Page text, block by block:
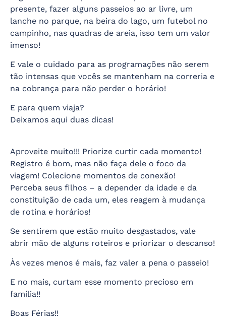
presente, fazer alguns passeios ao ar livre, um
lanche no parque, na beira do lago, um futebol no
campinho, nas quadras de areia, isso tem um valor
imenso!
E vale o cuidado para as programações não serem
tão intensas que vocês se mantenham na correria e
na cobrança para não perder o horário!
E para quem viaja?
Deixamos aqui duas dicas!
Aproveite muito!!! Priorize curtir cada momento!
Registro é bom, mas não faça dele o foco da
viagem! Colecione momentos de conexão!
Perceba seus filhos – a depender da idade e da
constituição de cada um, eles reagem à mudança
de rotina e horários!
Se sentirem que estão muito desgastados, vale
abrir mão de alguns roteiros e priorizar o descanso!
Às vezes menos é mais, faz valer a pena o passeio!
E no mais, curtam esse momento precioso em
família!!
Boas Férias!!